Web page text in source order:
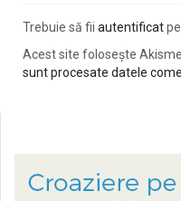
Trebuie să fii autentificat
Acest site folosește
sunt procesate datele